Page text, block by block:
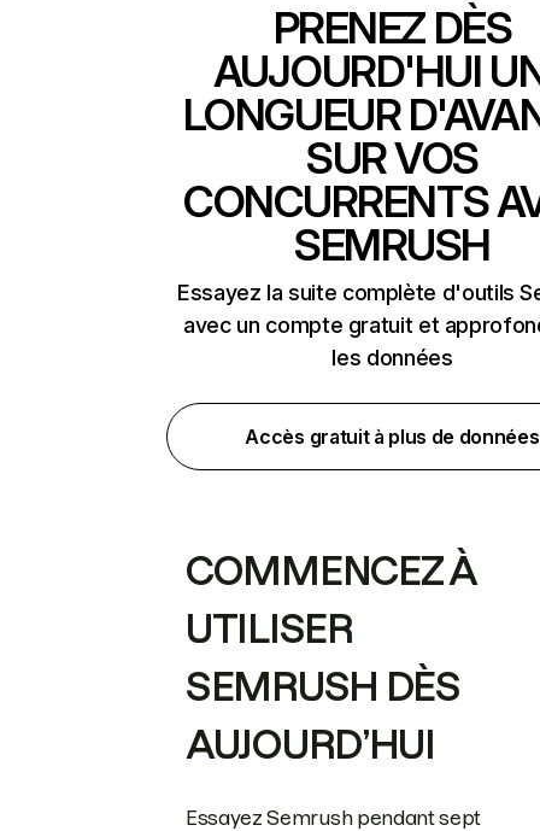
PRENEZ DÈS
AUJOURD'HUI
LONGUEUR
SUR VOS
CONCURRENTS
SEMRUSH
Essayez la suite complète d'outils
avec un compte gratuit et
les données
Accès gratuit à plus de données
COMMENCEZ À
UTILISER
SEMRUSH DÈS
AUJOURD’HUI
Essayez Semrush pendant sept